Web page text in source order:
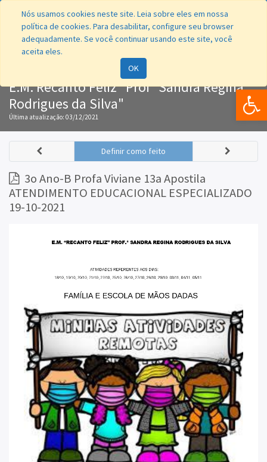
Nós usamos cookies neste site. Leia sobre eles em nossa
política de cookies. Para desabilitar, configure seu browser
adequadamente. Se você continuar usando este site, você
aceita eles.
OK
Navegação
E.M. Recanto Feliz "Profª Sandra Regina
Rodrigues da Silva"
Última atualização: 03/12/2021
3o Ano-B Profa Viviane 13a Apostila
ATENDIMENTO EDUCACIONAL ESPECIALIZADO
19-10-2021
Definir como feito